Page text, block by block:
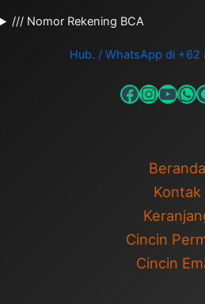
/// Nomor Rekening BCA
Hub. / WhatsApp di +62
Beranda
Kontak
Cincin
Cincin